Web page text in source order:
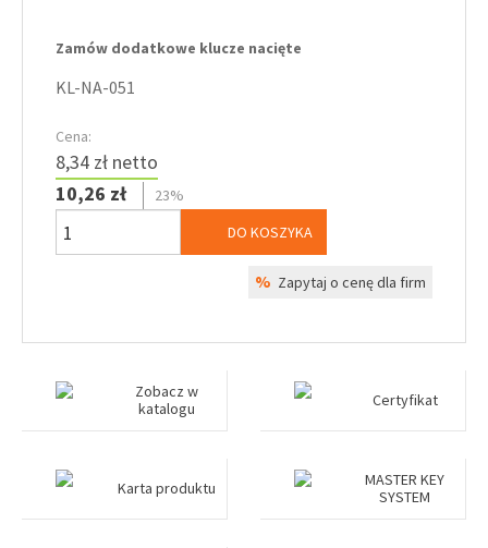
Zamów dodatkowe klucze nacięte
KL-NA-051
Cena:
8,34 zł netto
10,26 zł
23%
DO KOSZYKA
% Zapytaj o cenę dla firm
Zobacz w
katalogu
Certyfikat
Karta produktu
MASTER KEY
SYSTEM